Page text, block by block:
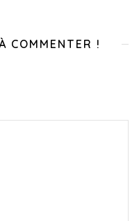
COMMENTER !